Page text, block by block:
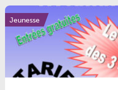
Jeunesse